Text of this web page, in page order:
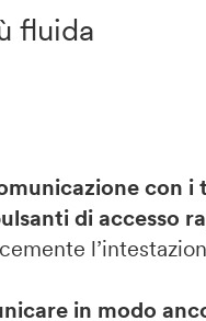
fluida
con i
di accesso
in modo